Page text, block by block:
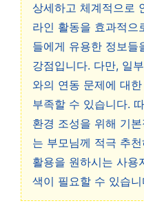
상세하고 체계적으로
라인 활동을 효과적으
들에게 유용한 정보들
강점입니다. 다만, 일
와의 연동 문제에 대
부족할 수 있습니다.
환경 조성을 위해 기
는 부모님께 적극 추
활용을 원하시는 사용
색이 필요할 수 있습니